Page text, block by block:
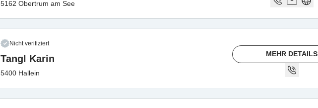
5162 Obertrum am See
Nicht verifiziert
Tangl Karin
5400 Hallein
MEHR DETAILS